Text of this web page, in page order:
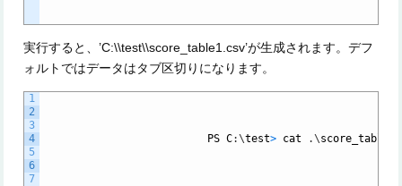
実行すると、’C:\\test\\score_table1.csv’が生成されます。デフ
ォルトではデータはタブ区切りになります。
1
2
3
4
5
6
7
PS C:\test> cat .\score_table1